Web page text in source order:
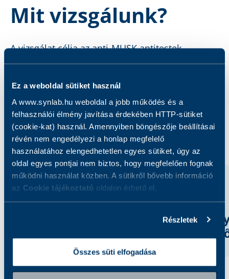
Ez a weboldal sütiket használ
A www.synlab.hu weboldal a jobb működés és a
felhasználói élmény javítása érdekében HTTP-sütiket
(cookie-kat) használ. Amennyiben böngészője beállításai
révén nem engedélyezi a honlap megfelelő
használatához elengedhetetlen egyes sütiket, úgy az
oldal egyes pontjai nem biztos, hogy megfelelően fognak
működni használat közben. A sütikről bővebb információ
az Cookie tájékoztató oldalon érhető el.
Részletek
Összes süti elfogadása
Mit vizsgálunk?
A vizsgálat célja az anti-MUSK antitestek
kimutatása.
Kapcsolódó szolgáltatások